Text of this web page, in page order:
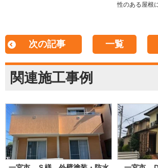
性のある屋根
次の記事 一覧
関連施工事例